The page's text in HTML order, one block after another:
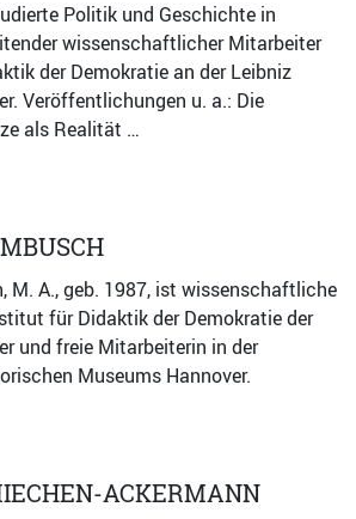
Politik und Geschichte in
wissenschaftlicher Mitarbeiter
der Demokratie an der Leibniz
Veröffentlichungen u. a.: Die
als Realität …
M. A., geb. 1987, ist wissenschaftliche
für Didaktik der Demokratie der
und freie Mitarbeiterin in der
Museums Hannover.
ACKERMANN